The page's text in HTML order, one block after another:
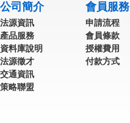
公司簡介
法源資訊
產品服務
資料庫說明
法源徵才
交通資訊
策略聯盟
會員服務
申請流程
會員條款
授權費用
付款方式